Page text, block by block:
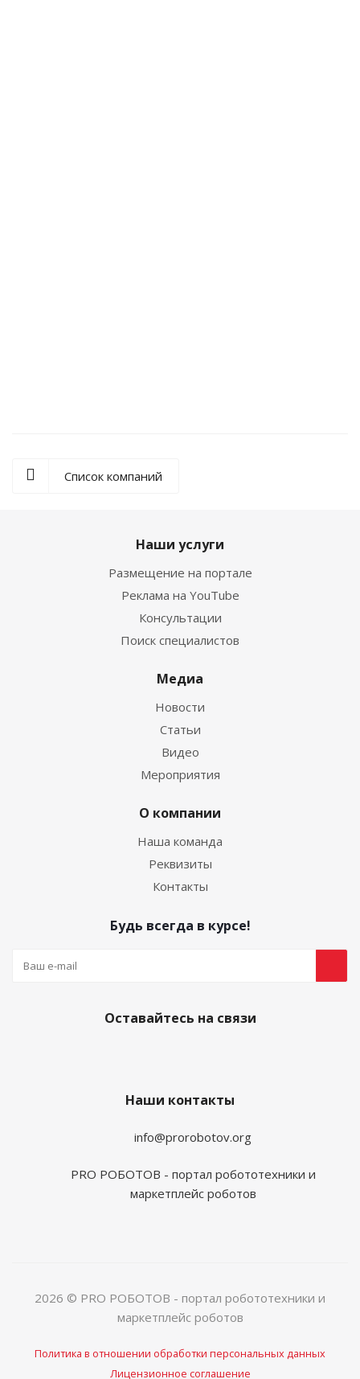
Список компаний
Наши услуги
Размещение на портале
Реклама на YouTube
Консультации
Поиск специалистов
Медиа
Новости
Статьи
Видео
Мероприятия
О компании
Наша команда
Реквизиты
Контакты
Будь всегда в курсе!
Оставайтесь на связи
Наши контакты
info@prorobotov.org
PRO РОБОТОВ - портал робототехники и
маркетплейс роботов
2026 © PRO РОБОТОВ - портал робототехники и
маркетплейс роботов
Политика в отношении обработки персональных данных
Лицензионное соглашение